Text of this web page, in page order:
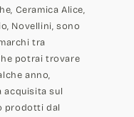
Ceramica Alice,
Novellini, sono
tra
potrai trovare
anno,
acquisita sul
prodotti dal